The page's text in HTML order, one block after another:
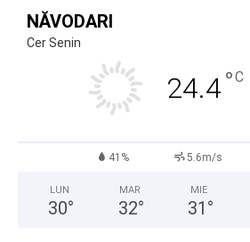
NĂVODARI
Cer Senin
24.4°C
41% 5.6m/s
LUN
30°
MAR
32°
MIE
31 °